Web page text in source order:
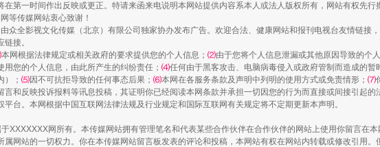
第一时间作出反映或更正。特请来函来电说明本网站提供内容系本人或法人版权所有，网站有权先行
等传媒网站衷心致谢！
众全影视文化传媒（北京）有限公司独家协办发布广告。欢迎合法、健康网站和报刊电视台友情链接
接。
本网根据法律规定或相关政府的要求提供您的个人信息； ⑵由于您将个人信息泄漏或其他原因导致的个
您的个人信息，由此所产生的纠纷责任； ⑷任何由于黑客攻击、电脑病毒侵入或政府管制而造成的暂
）； ⑸因不可抗拒导致的任何事态后果； ⑹本网在各服务条款及声明中列明的使用方式或免责情形； ⑺
和反映投诉报料等讯息投稿，其证明你已经阅读本网条款并承担一切因您的行为而直接或间接引起的
台。本网根据中国互联网法律法规及行业规定和国际互联网有关规定将不定期更新本声明。
XXXXXXX网所有。本传媒网站拥有管理笔名和代表某些合作伙伴在合作伙伴的网站上使用你留言在本
网站的一切权力。你在本传媒网站留言板发表的评论和投稿，本网站有权在网站内转载或修改引用。